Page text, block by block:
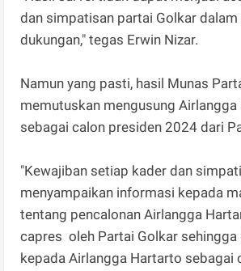
dan simpatisan partai Golkar
dukungan," tegas Erwin Nizar.
Namun yang pasti, hasil Munas
memutuskan mengusung
sebagai calon presiden 2024 dari
"Kewajiban setiap kader dan
menyampaikan informasi kepada
tentang pencalonan Airlangga
capres oleh Partai Golkar sehingga
kepada Airlangga Hartarto sebagai